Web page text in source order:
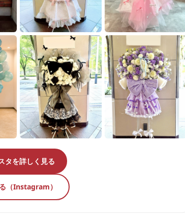
タを詳しく見る
（Instagram）